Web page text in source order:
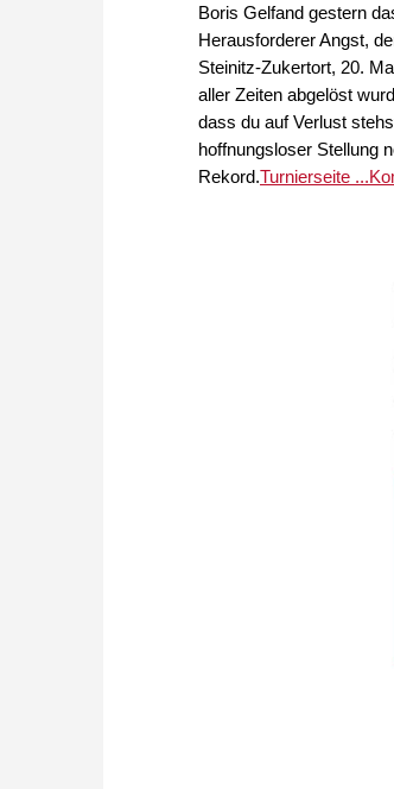
Boris Gelfand gestern
Herausforderer Angst,
Steinitz-Zukertort, 20.
aller Zeiten abgelöst
dass du auf Verlust
hoffnungsloser Stellung
Rekord.Turnierseite ...